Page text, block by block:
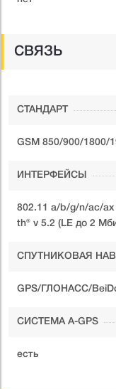
СВЯЗЬ
СТАНДАРТ
GSM 850/900/1800/
ИНТЕРФЕЙСЫ
802.11 a/b/g/n/ac/ax
th® v 5.2 (LE до 2
СПУТНИКОВАЯ
GPS/ГЛОНАСС/
CИСТЕМА A-GPS
есть